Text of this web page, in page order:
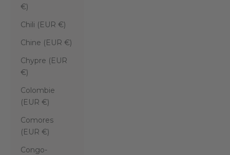
€)
Chili (EUR €)
Chine (EUR €)
Chypre (EUR
€)
Colombie
(EUR €)
Comores
(EUR €)
Congo-